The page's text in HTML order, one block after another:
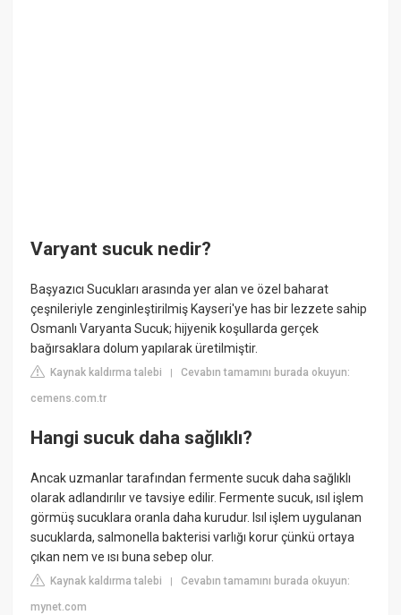
Varyant sucuk nedir?
Başyazıcı Sucukları arasında yer alan ve özel baharat
çeşnileriyle zenginleştirilmiş Kayseri'ye has bir lezzete sahip
Osmanlı Varyanta Sucuk; hijyenik koşullarda gerçek
bağırsaklara dolum yapılarak üretilmiştir.
Kaynak kaldırma talebi |Cevabın tamamını burada okuyun:
cemens.com.tr
Hangi sucuk daha sağlıklı?
Ancak uzmanlar tarafından fermente sucuk daha sağlıklı
olarak adlandırılır ve tavsiye edilir. Fermente sucuk, ısıl işlem
görmüş sucuklara oranla daha kurudur. Isıl işlem uygulanan
sucuklarda, salmonella bakterisi varlığı korur çünkü ortaya
çıkan nem ve ısı buna sebep olur.
Kaynak kaldırma talebi |Cevabın tamamını burada okuyun:
mynet.com